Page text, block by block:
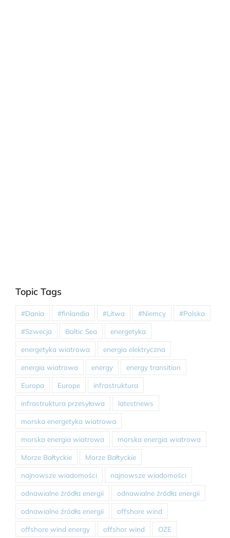
Topic Tags
#Dania #finlandia #Litwa #Niemcy #Polska
#Szwecja Baltic Sea energetyka
energetyka wiatrowa energia elektryczna
energia wiatrowa energy energy transition
Europa Europe infrastruktura
infrastruktura przesyłowa latestnews
morska energetyka wiatrowa
morska energia wiatrowa morska energia wiatrowa
Morze Bałtyckie Morze Bałtyckie
najnowsze wiadomości najnowsze wiadomości
odnawialne źródła energii odnawialne źródła energii
odnawialne źródła energii offshore wind
offshore wind energy offshor wind OZE